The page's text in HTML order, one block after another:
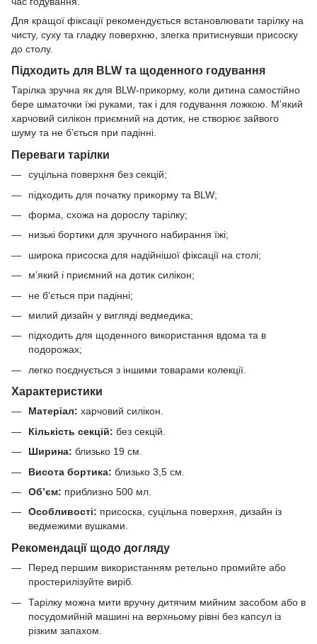
Для кращої фіксації рекомендується встановлювати тарілку на
чисту, суху та гладку поверхню, злегка притиснувши присоску
до столу.
Підходить для BLW та щоденного годування
Тарілка зручна як для BLW-прикорму, коли дитина самостійно
бере шматочки їжі руками, так і для годування ложкою. М’який
харчовий силікон приємний на дотик, не створює зайвого
шуму та не б’ється при падінні.
Переваги тарілки
суцільна поверхня без секцій;
підходить для початку прикорму та BLW;
форма, схожа на дорослу тарілку;
низькі бортики для зручного набирання їжі;
широка присоска для надійнішої фіксації на столі;
м’який і приємний на дотик силікон;
не б’ється при падінні;
милий дизайн у вигляді ведмедика;
підходить для щоденного використання вдома та в
подорожах;
легко поєднується з іншими товарами колекції.
Характеристики
Матеріал: харчовий силікон.
Кількість секцій: без секцій.
Ширина: близько 19 см.
Висота бортика: близько 3,5 см.
Об’єм: приблизно 500 мл.
Особливості: присоска, суцільна поверхня, дизайн із
ведмежими вушками.
Рекомендації щодо догляду
Перед першим використанням ретельно промийте або
простерилізуйте виріб.
Тарілку можна мити вручну дитячим мийним засобом або в
посудомийній машині на верхньому рівні без капсул із
різким запахом.